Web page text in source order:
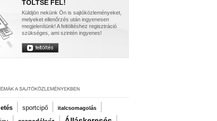
TÖLTSE FEL!
Küldjön nekünk Ön is sajtóközleményeket,
melyeket ellenőrzés után ingyenesen
megjelenítünk! A feltöltéshez regisztráció
szükséges, ami szintén ingyenes!
| sportcipő | italcsomagolás |